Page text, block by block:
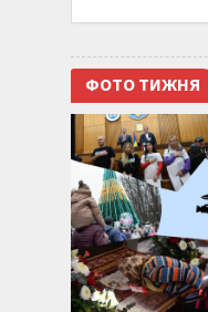
ФОТО ТИЖНЯ